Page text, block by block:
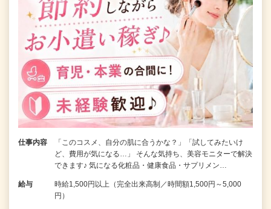
仕事内容
「このコスメ、自分の肌に合うかな？」「試してみたいけ
ど、費用が気になる…」 そんな気持ち、美容モニターで解決
できます♪ 気になる化粧品・健康食品・サプリメン…
給与
時給1,500円以上（完全出来高制／時間額1,500円～5,000
円）